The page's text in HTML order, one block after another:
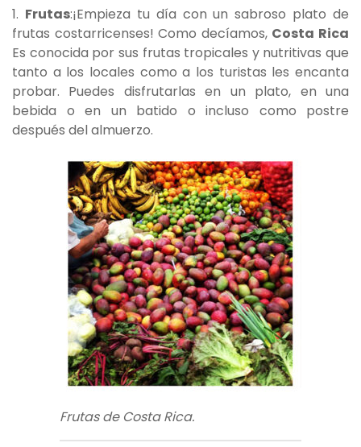
1. Frutas:¡Empieza tu día con un sabroso plato de
frutas costarricenses! Como decíamos, Costa Rica
Es conocida por sus frutas tropicales y nutritivas que
tanto a los locales como a los turistas les encanta
probar. Puedes disfrutarlas en un plato, en una
bebida o en un batido o incluso como postre
después del almuerzo.
Frutas de Costa Rica.